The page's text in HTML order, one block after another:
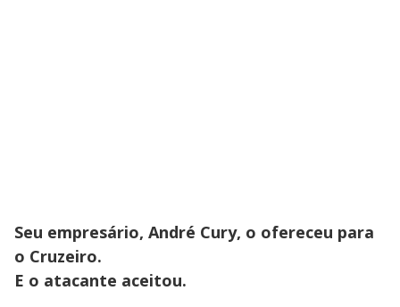
Seu empresário, André Cury, o ofereceu para
o Cruzeiro.
E o atacante aceitou.